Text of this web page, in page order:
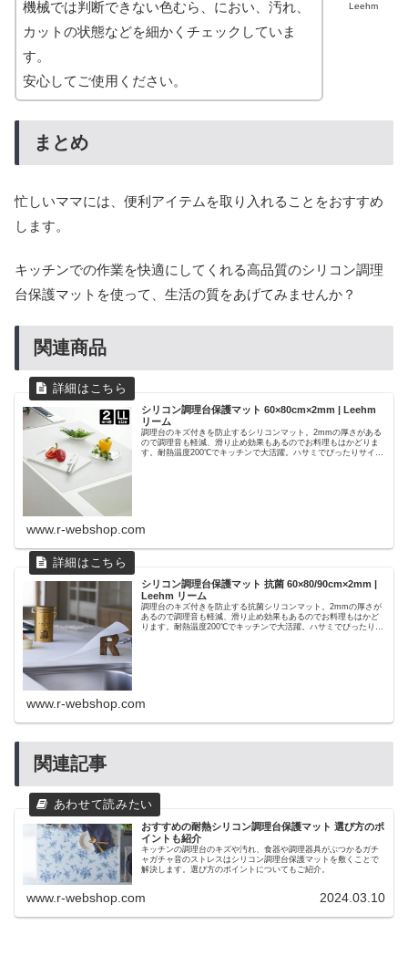
Leehm
機械では判断できない色むら、におい、汚れ、
カットの状態などを細かくチェックしていま
す。
安心してご使用ください。
まとめ
忙しいママには、便利アイテムを取り入れることをおすすめ
します。
キッチンでの作業を快適にしてくれる高品質のシリコン調理
台保護マットを使って、生活の質をあげてみませんか？
関連商品
シリコン調理台保護マット 60×80cm×2mm | Leehm
リーム
調理台のキズ付きを防止するシリコンマット。2mmの厚さがある
ので調理音も軽減、滑り止め効果もあるのでお料理もはかどりま
す。耐熱温度200℃でキッチンで大活躍。ハサミでぴったりサイズ
www.r-webshop.com
シリコン調理台保護マット 抗菌 60×80/90cm×2mm |
Leehm リーム
調理台のキズ付きを防止する抗菌シリコンマット。2mmの厚さが
あるので調理音も軽減、滑り止め効果もあるのでお料理もはかど
ります。耐熱温度200℃でキッチンで大活躍。ハサミでぴったりサ
www.r-webshop.com
関連記事
おすすめの耐熱シリコン調理台保護マット 選び方のポ
イントも紹介
キッチンの調理台のキズや汚れ、食器や調理器具がぶつかるガチ
ャガチャ音のストレスはシリコン調理台保護マットを敷くことで
解決します。選び方のポイントについてもご紹介。
www.r-webshop.com 2024.03.10